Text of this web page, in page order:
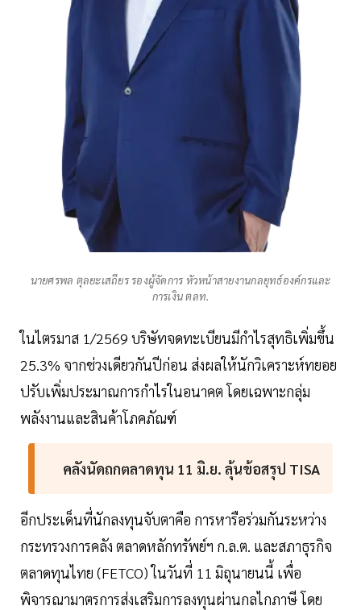
นายศรพล ตุลยะเสถียร รองผู้จัดการ หัวหน้าสายงานกลยุทธ์องค์กรและ
การเงิน ตลท.
ในไตรมาส 1/2569 บริษัทจดทะเบียนมีกำไรสุทธิเพิ่มขึ้น
25.3% จากช่วงเดียวกันปีก่อน ส่งผลให้นักวิเคราะห์ทยอย
ปรับเพิ่มประมาณการกำไรในอนาคต โดยเฉพาะกลุ่ม
พลังงานและสินค้าโภคภัณฑ์
คลังนัดถกตลาดทุน 11 มิ.ย. ลุ้นข้อสรุป TISA
อีกประเด็นที่นักลงทุนจับตาคือ การหารือร่วมกันระหว่าง
กระทรวงการคลัง ตลาดหลักทรัพย์ฯ ก.ล.ต. และสภาธุรกิจ
ตลาดทุนไทย (FETCO) ในวันที่ 11 มิถุนายนนี้ เพื่อ
พิจารณามาตรการส่งเสริมการลงทุนผ่านกลไกภาษี โดย